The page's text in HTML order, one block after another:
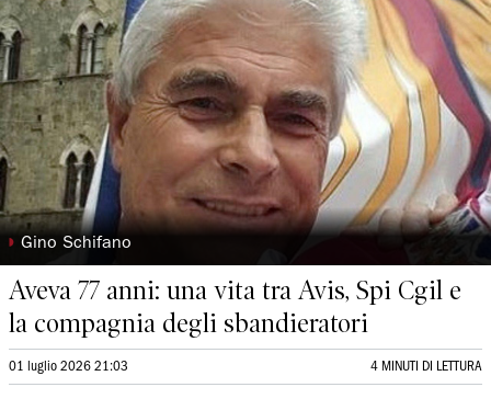
◗ Gino Schifano
Aveva 77 anni: una vita tra Avis, Spi Cgil e
la compagnia degli sbandieratori
01 luglio 2026 21:03 4 MINUTI DI LETTURA